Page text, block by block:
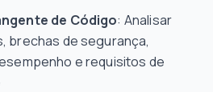
de Código: Analisar
brechas de segurança,
e requisitos de